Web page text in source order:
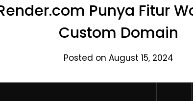
Punya Fitur
Custom Domain
Posted on August 15, 2024